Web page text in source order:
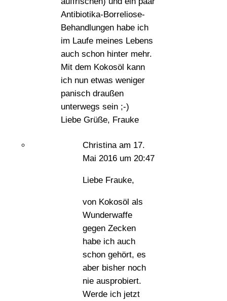
Antibiotika-Borreliose-
Behandlungen habe ich
im Laufe meines Lebens
auch schon hinter mehr.
Mit dem Kokosöl kann
ich nun etwas weniger
panisch draußen
unterwegs sein ;-)
Liebe Grüße, Frauke
Christina am 17.
Mai 2016 um 20:47
Liebe Frauke,
von Kokosöl als
Wunderwaffe
gegen Zecken
habe ich auch
schon gehört, es
aber bisher noch
nie ausprobiert.
Werde ich jetzt